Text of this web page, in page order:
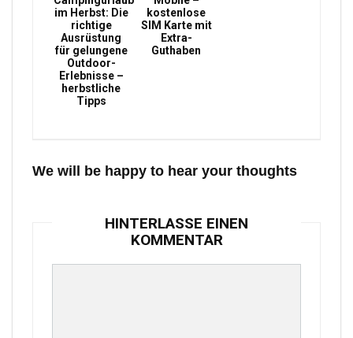
im Herbst: Die
richtige
Ausrüstung
für gelungene
Outdoor-
Erlebnisse –
herbstliche
Tipps
kostenlose
SIM Karte mit
Extra-
Guthaben
We will be happy to hear your thoughts
HINTERLASSE EINEN
KOMMENTAR